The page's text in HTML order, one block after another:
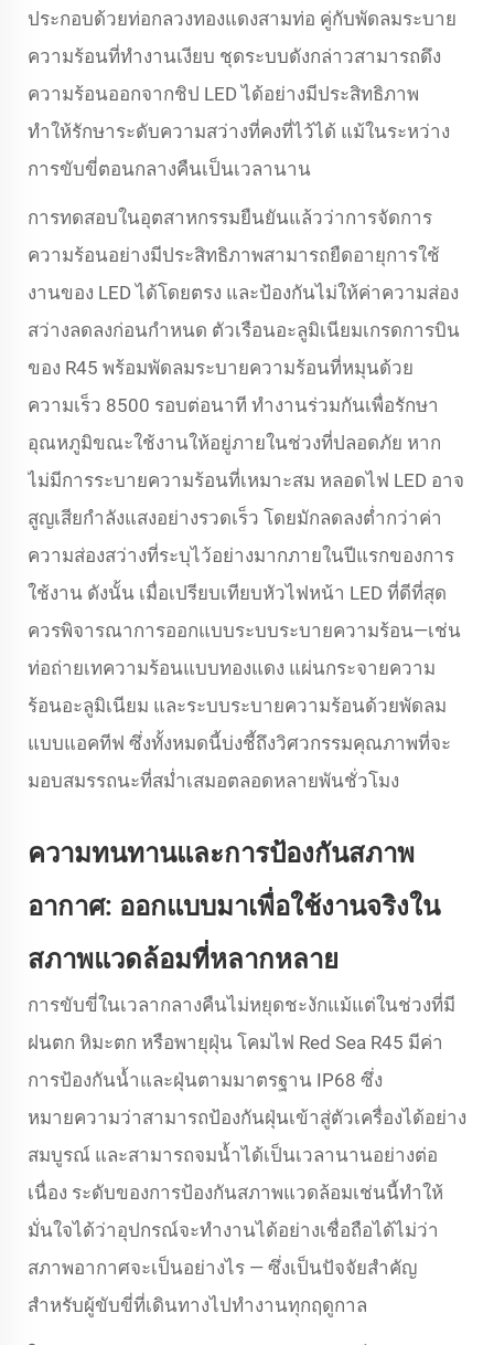
ประกอบด้วยท่อกลวงทองแดงสามท่อ คู่กับพัดลมระบาย
ความร้อนที่ทำงานเงียบ ชุดระบบดังกล่าวสามารถดึง
ความร้อนออกจากชิป LED ได้อย่างมีประสิทธิภาพ
ทำให้รักษาระดับความสว่างที่คงที่ไว้ได้ แม้ในระหว่าง
การขับขี่ตอนกลางคืนเป็นเวลานาน
การทดสอบในอุตสาหกรรมยืนยันแล้วว่าการจัดการ
ความร้อนอย่างมีประสิทธิภาพสามารถยืดอายุการใช้
งานของ LED ได้โดยตรง และป้องกันไม่ให้ค่าความส่อง
สว่างลดลงก่อนกำหนด ตัวเรือนอะลูมิเนียมเกรดการบิน
ของ R45 พร้อมพัดลมระบายความร้อนที่หมุนด้วย
ความเร็ว 8500 รอบต่อนาที ทำงานร่วมกันเพื่อรักษา
อุณหภูมิขณะใช้งานให้อยู่ภายในช่วงที่ปลอดภัย หาก
ไม่มีการระบายความร้อนที่เหมาะสม หลอดไฟ LED อาจ
สูญเสียกำลังแสงอย่างรวดเร็ว โดยมักลดลงต่ำกว่าค่า
ความส่องสว่างที่ระบุไว้อย่างมากภายในปีแรกของการ
ใช้งาน ดังนั้น เมื่อเปรียบเทียบหัวไฟหน้า LED ที่ดีที่สุด
ควรพิจารณาการออกแบบระบบระบายความร้อน—เช่น
ท่อถ่ายเทความร้อนแบบทองแดง แผ่นกระจายความ
ร้อนอะลูมิเนียม และระบบระบายความร้อนด้วยพัดลม
แบบแอคทีฟ ซึ่งทั้งหมดนี้บ่งชี้ถึงวิศวกรรมคุณภาพที่จะ
มอบสมรรถนะที่สม่ำเสมอตลอดหลายพันชั่วโมง
ความทนทานและการป้องกันสภาพ
อากาศ: ออกแบบมาเพื่อใช้งานจริงใน
สภาพแวดล้อมที่หลากหลาย
การขับขี่ในเวลากลางคืนไม่หยุดชะงักแม้แต่ในช่วงที่มี
ฝนตก หิมะตก หรือพายุฝุ่น โคมไฟ Red Sea R45 มีค่า
การป้องกันน้ำและฝุ่นตามมาตรฐาน IP68 ซึ่ง
หมายความว่าสามารถป้องกันฝุ่นเข้าสู่ตัวเครื่องได้อย่าง
สมบูรณ์ และสามารถจมน้ำได้เป็นเวลานานอย่างต่อ
เนื่อง ระดับของการป้องกันสภาพแวดล้อมเช่นนี้ทำให้
มั่นใจได้ว่าอุปกรณ์จะทำงานได้อย่างเชื่อถือได้ไม่ว่า
สภาพอากาศจะเป็นอย่างไร — ซึ่งเป็นปัจจัยสำคัญ
สำหรับผู้ขับขี่ที่เดินทางไปทำงานทุกฤดูกาล